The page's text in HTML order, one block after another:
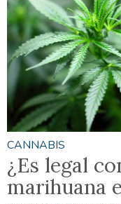
CANNABIS
¿Es legal
marihuana